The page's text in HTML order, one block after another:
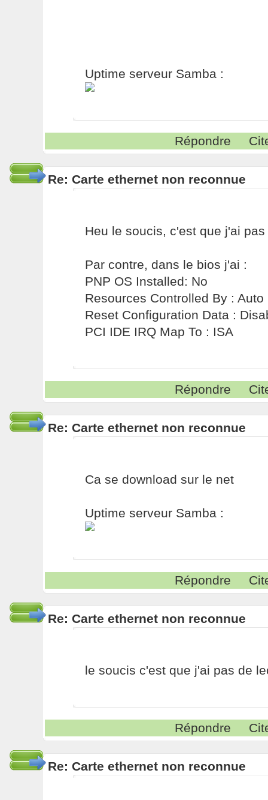
Uptime serveur Samba :
Répondre
Re: Carte ethernet non reconnue
Heu le soucis, c'est que j'ai
Par contre, dans le bios j'ai :
PNP OS Installed: No
Resources Controlled By : Auto
Reset Configuration Data :
PCI IDE IRQ Map To : ISA
Répondre
Re: Carte ethernet non reconnue
Ca se download sur le net
Uptime serveur Samba :
Répondre
Re: Carte ethernet non reconnue
le soucis c'est que j'ai pas de
Répondre
Re: Carte ethernet non reconnue